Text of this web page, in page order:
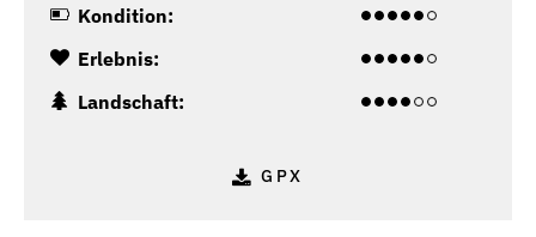
Kondition:
Erlebnis:
Landschaft:
GPX